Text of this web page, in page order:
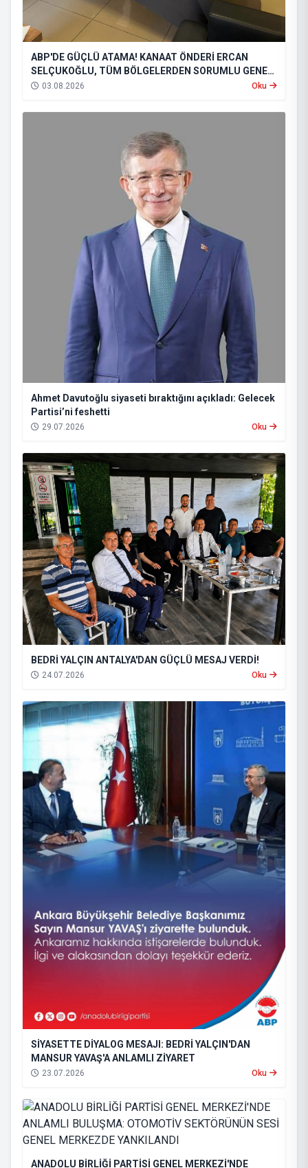
ABP'DE GÜÇLÜ ATAMA! KANAAT ÖNDERİ ERCAN
SELÇUKOĞLU, TÜM BÖLGELERDEN SORUMLU GENEL
BAŞKAN YARDIMCISI OLDU
03.08.2026 Oku
Ahmet Davutoğlu siyaseti bıraktığını açıkladı: Gelecek
Partisi’ni feshetti
29.07.2026 Oku
BEDRİ YALÇIN ANTALYA'DAN GÜÇLÜ MESAJ VERDİ!
24.07.2026 Oku
SİYASETTE DİYALOG MESAJI: BEDRİ YALÇIN'DAN
MANSUR YAVAŞ'A ANLAMLI ZİYARET
23.07.2026 Oku
ANADOLU BİRLİĞİ PARTİSİ GENEL MERKEZİ'NDE